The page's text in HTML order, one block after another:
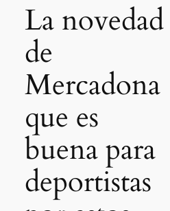
La novedad
de
Mercadona
que es
buena para
deportistas